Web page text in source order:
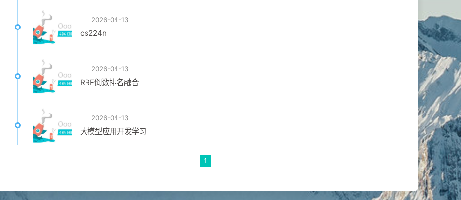
2026-04-13
cs224n
2026-04-13
RRF倒数排名融合
2026-04-13
大模型应用开发学习
1